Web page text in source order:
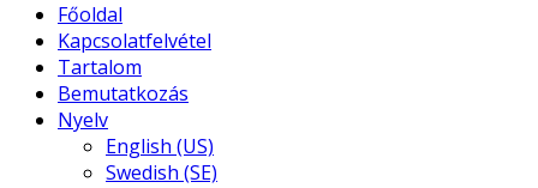
Főoldal
Kapcsolatfelvétel
Tartalom
Bemutatkozás
Nyelv
English (US)
Swedish (SE)